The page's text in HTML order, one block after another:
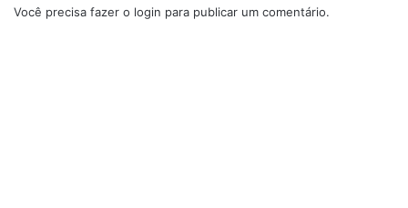
com um garfo.
Você precisa fazer o login para publicar um comentário.